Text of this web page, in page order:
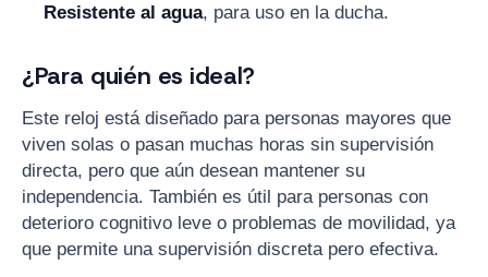
Resistente al agua, para uso en la ducha.
¿Para quién es ideal?
Este reloj está diseñado para personas mayores que
viven solas o pasan muchas horas sin supervisión
directa, pero que aún desean mantener su
independencia. También es útil para personas con
deterioro cognitivo leve o problemas de movilidad, ya
que permite una supervisión discreta pero efectiva.